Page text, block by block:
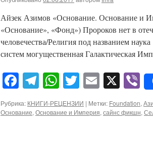
Айзек Азимов «Основание. Основание и
«Основание», «Фонд») Пророков нет в
человечества/Религия под названием
систем могущественная Галактическая
Facebook
Telegram
WhatsApp
Twitter
Email
X
Рубрика: КНИГИ-РЕЦЕНЗИИ | Метки: Foundation,
Основание, Основание и Империя, сайнс фикшн,